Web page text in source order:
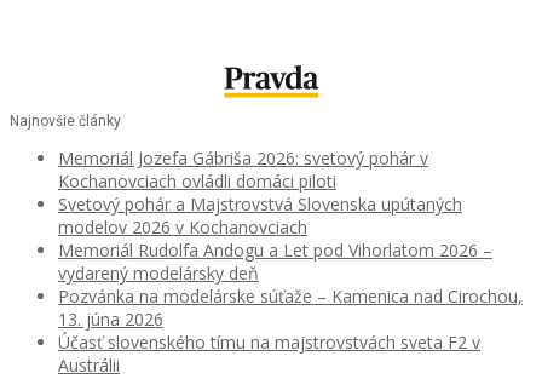
Najnovšie články
Memoriál Jozefa Gábriša 2026: svetový pohár v
Kochanovciach ovládli domáci piloti
Svetový pohár a Majstrovstvá Slovenska upútaných
modelov 2026 v Kochanovciach
Memoriál Rudolfa Andogu a Let pod Vihorlatom 2026 –
vydarený modelársky deň
Pozvánka na modelárske súťaže – Kamenica nad Cirochou,
13. júna 2026
Účasť slovenského tímu na majstrovstvách sveta F2 v
Austrálii